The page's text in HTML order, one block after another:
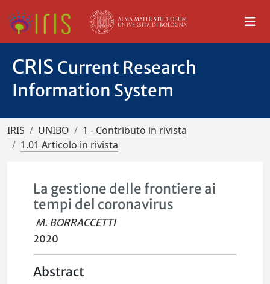
CRIS Current Research
Information System
IRIS UNIBO
1 - Contributo in rivista
1.01 Articolo in rivista
La gestione delle frontiere ai
tempi del coronavirus
M. BORRACCETTI
2020
Abstract